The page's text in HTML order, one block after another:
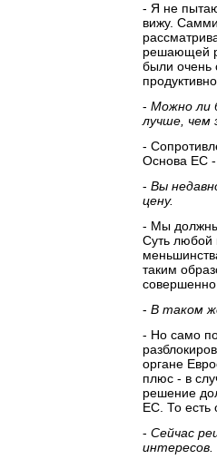
- Я не
вижу.
решающей
были очень
продуктивно.
- Можно ли
лучше, чем
-
Основа ЕС -
- Вы
цену.
- Мы должны
Суть любой
таким
- В таком
- Но само
органе
плюс - в
решение
ЕС. То есть
- Сейчас
интересов.